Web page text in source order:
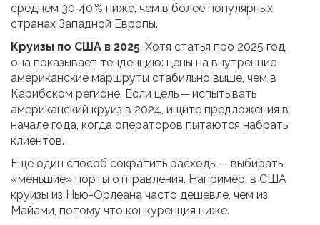
среднем 30‑40 % ниже, чем в более популярных
странах Западной Европы.
Круизы по США в 2025. Хотя статья про 2025 год,
она показывает тенденцию: цены на внутренние
американские маршруты стабильно выше, чем в
Карибском регионе. Если цель — испытывать
американский круиз в 2024, ищите предложения в
начале года, когда операторов пытаются набрать
клиентов.
Еще один способ сократить расходы — выбирать
«меньшие» порты отправления. Например, в США
круизы из Нью-Орлеана часто дешевле, чем из
Майами, потому что конкуренция ниже.